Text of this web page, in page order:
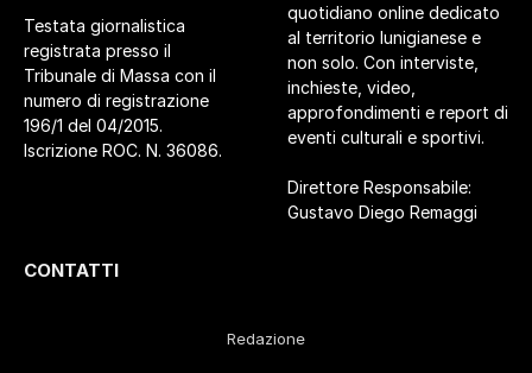
Testata giornalistica
registrata presso il
Tribunale di Massa con il
numero di registrazione
196/1 del 04/2015.
Iscrizione ROC. N. 36086.
quotidiano online dedicato
al territorio lunigianese e
non solo. Con interviste,
inchieste, video,
approfondimenti e report di
eventi culturali e sportivi.
Direttore Responsabile:
Gustavo Diego Remaggi
CONTATTI
Redazione